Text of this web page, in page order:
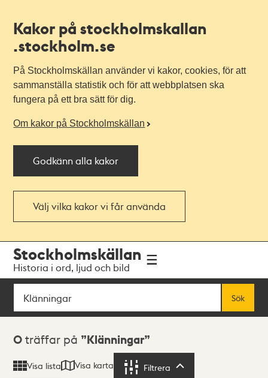
Kakor på stockholmskallan
.stockholm.se
På Stockholmskällan använder vi kakor, cookies, för att
sammanställa statistik och för att webbplatsen ska
fungera på ett bra sätt för dig.
Om kakor på Stockholmskällan
Godkänn alla kakor
Välj vilka kakor vi får använda
navigationen
huvudinnehållet
Stockholmskällan
Historia i ord, ljud och bild
Sök
Sök
Sökresultat
0 träffar på Klänningar
Visa lista Visa karta Filtrera